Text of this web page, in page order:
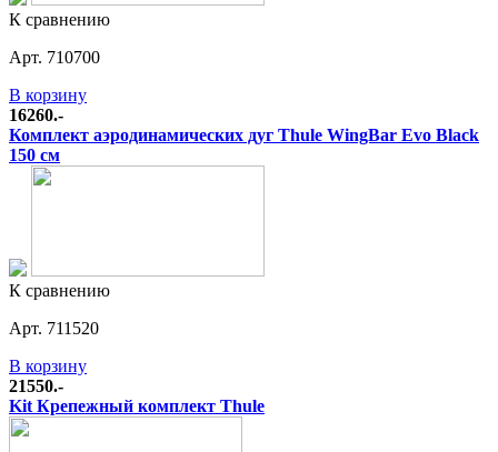
К сравнению
Арт. 710700
В корзину
16260.-
Комплект аэродинамических дуг Thule WingBar Evo Black
150 см
К сравнению
Арт. 711520
В корзину
21550.-
Kit Крепежный комплект Thule